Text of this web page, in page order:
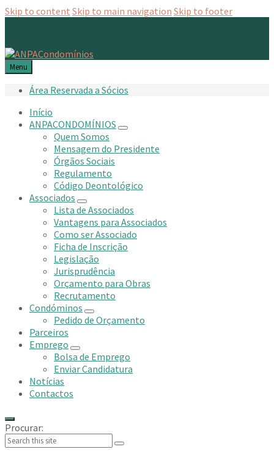
Skip to content Skip to main navigation Skip to footer
Menu
Área Reservada a Sócios
Início
ANPACONDOMÍNIOS
Quem Somos
Mensagem do Presidente
Órgãos Sociais
Regulamento
Código Deontológico
Associados
Lista de Associados
Vantagens para Associados
Como ser Associado
Ficha de Inscrição
Legislação
Jurisprudência
Orçamento para Obras
Recrutamento
Condóminos
Pedido de Orçamento
Parceiros
Emprego
Bolsa de Emprego
Enviar Candidatura
Notícias
Contactos
Procurar: